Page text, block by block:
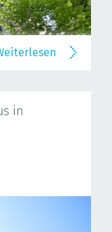
in